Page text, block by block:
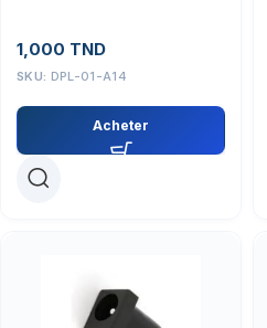
1,000 TND
SKU: DPL-01-A14
Acheter